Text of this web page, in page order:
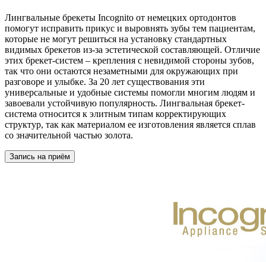
Лингвальные брекеты Incognito от немецких ортодонтов
помогут исправить прикус и выровнять зубы тем пациентам,
которые не могут решиться на установку стандартных
видимых брекетов из-за эстетической составляющей. Отличие
этих брекет-систем – крепления с невидимой стороны зубов,
так что они остаются незаметными для окружающих при
разговоре и улыбке. За 20 лет существования эти
универсальные и удобные системы помогли многим людям и
завоевали устойчивую популярность. Лингвальная брекет-
система относится к элитным типам корректирующих
структур, так как материалом ее изготовления является сплав
со значительной частью золота.
Запись на приём